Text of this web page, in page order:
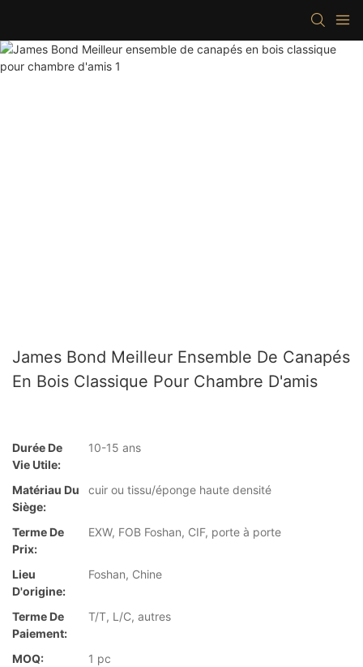
James Bond Meilleur Ensemble De Canapés
En Bois Classique Pour Chambre D'amis
Durée De
Vie Utile:
10-15 ans
Matériau Du
Siège:
cuir ou tissu/éponge haute densité
Terme De
Prix:
EXW, FOB Foshan, CIF, porte à porte
Lieu
D'origine:
Foshan, Chine
Terme De
Paiement:
T/T, L/C, autres
MOQ:
1 pc